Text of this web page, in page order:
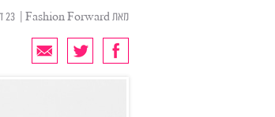
מאתFashion Forward